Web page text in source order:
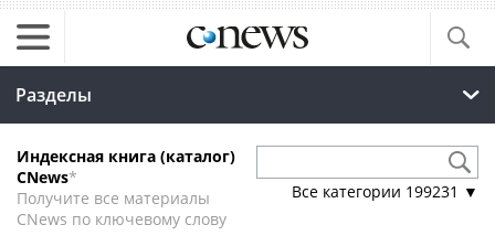
Разделы
Индексная книга (каталог)
CNews*
Получите все материалы
CNews по ключевому слову
Все категории 199231 ▼